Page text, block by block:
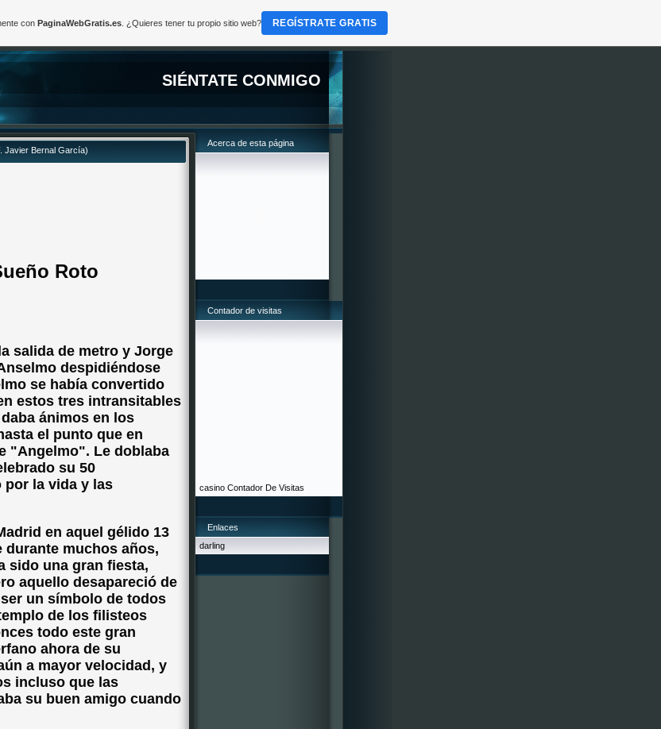
SIÉNTATE CONMIGO
Javier Bernal García)
Roto
salida de metro y Jorge
despidiéndose
se había convertido
estos tres intransitables
ánimos en los
el punto que en
"Angelmo". Le doblaba
su 50
por la vida y las
en aquel gélido 13
durante muchos años,
sido una gran fiesta,
aquello desapareció de
un símbolo de todos
de los filisteos
todo este gran
ahora de su
a mayor velocidad, y
incluso que las
su buen amigo cuando
Acerca de esta página
Contador de visitas
casino Contador De Visitas
Enlaces
darling
con PaginaWebGratis.es. ¿Quieres tener tu propio sitio web? REGÍSTRATE GRATIS